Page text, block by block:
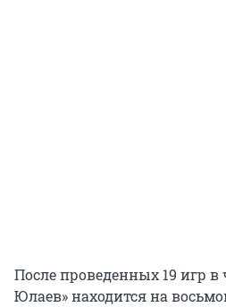
После проведенных 19 игр в
Юлаев» находится на